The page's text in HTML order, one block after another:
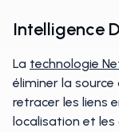
Intelligence
La technologie
éliminer la
retracer les liens
localisation et les